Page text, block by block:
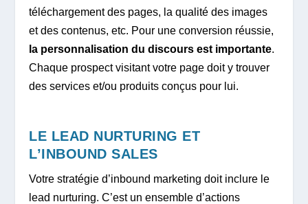
téléchargement des pages, la qualité des images
et des contenus, etc. Pour une conversion réussie,
la personnalisation du discours est importante.
Chaque prospect visitant votre page doit y trouver
des services et/ou produits conçus pour lui.
LE LEAD NURTURING ET
L’INBOUND SALES
Votre stratégie d’inbound marketing doit inclure le
lead nurturing. C’est un ensemble d’actions